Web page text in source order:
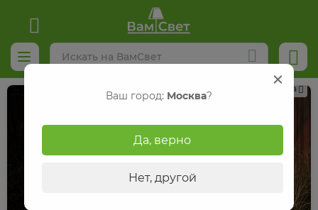
Реклама
Ваш город: Москва?
Да, верно
Нет, другой